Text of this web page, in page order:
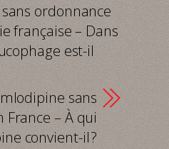
ordonnance
française – Dans
est-il
sans
– À qui
convient-il ?